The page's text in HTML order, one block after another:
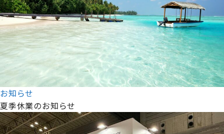
お知らせ
夏季休業のお知らせ